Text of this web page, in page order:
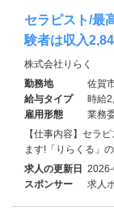
セラピスト/最
験者は収入
株式会社りらく
勤務地
佐賀
給与タイプ
時給
雇用形態
業務
【仕事内容】セラ
ます!「りらくる」
求人の更新日
スポンサー
求人